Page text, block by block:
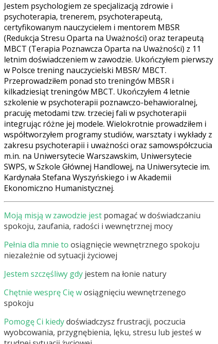
Jestem psychologiem ze specjalizacją zdrowie i
psychoterapia, trenerem, psychoterapeutą,
certyfikowanym nauczycielem i mentorem MBSR
(Redukcja Stresu Oparta na Uważności) oraz terapeutą
MBCT (Terapia Poznawcza Oparta na Uważności) z 11
letnim doświadczeniem w zawodzie. Ukończyłem pierwszy
w Polsce trening nauczycielski MBSR/ MBCT.
Przeprowadziłem ponad sto treningów MBSR i
kilkadziesiąt treningów MBCT. Ukończyłem 4 letnie
szkolenie w psychoterapii poznawczo-behawioralnej,
pracuję metodami tzw. trzeciej fali w psychoterapii
integrując różne jej modele. Wielokrotnie prowadziłem i
współtworzyłem programy studiów, warsztaty i wykłady z
zakresu psychoterapii i uważności oraz samowspółczucia
m.in. na Uniwersytecie Warszawskim, Uniwersytecie
SWPS, w Szkole Głównej Handlowej, na Uniwersytecie im.
Kardynała Stefana Wyszyńskiego i w Akademii
Ekonomiczno Humanistycznej.
Moją misją w zawodzie jest pomagać w doświadczaniu
spokoju, zaufania, radości i wewnętrznej mocy
Pełnia dla mnie to osiągnięcie wewnętrznego spokoju
niezależnie od sytuacji życiowej
Jestem szczęśliwy gdy jestem na łonie natury
Chętnie wesprę Cię wosiągnięciu wewnętrzenego
spokoju
Pomogę Ci kiedydoświadczysz frustracji, poczucia
wyobcowania, przygnębienia, lęku, stresu lub jesteś w